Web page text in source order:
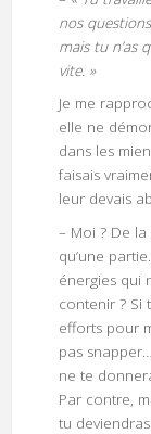
nos
mais tu n’as
vite. »
Je me
elle ne
dans les
faisais
leur devais
– Moi ? De la
qu’une
énergies qui
contenir ? Si
efforts pour
pas
ne te
Par contre,
tu